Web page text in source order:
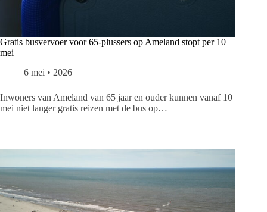
Gratis busvervoer voor 65-plussers op Ameland stopt per 10
mei
6 mei • 2026
Inwoners van Ameland van 65 jaar en ouder kunnen vanaf 10
mei niet langer gratis reizen met de bus op…